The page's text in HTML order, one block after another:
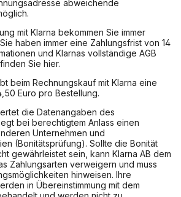
abweichende
mit Klarna bekommen Sie immer
haben immer eine Zahlungsfrist von 14
und Klarnas vollständige AGB
Sie hier.
beim Rechnungskauf mit Klarna eine
Euro pro Bestellung.
die Datenangaben des
bei berechtigtem Anlass einen
Unternehmen und
(Bonitätsprüfung). Sollte die Bonität
gewährleistet sein, kann Klarna AB dem
Zahlungsarten verweigern und muss
hinweisen. Ihre
in Übereinstimmung mit dem